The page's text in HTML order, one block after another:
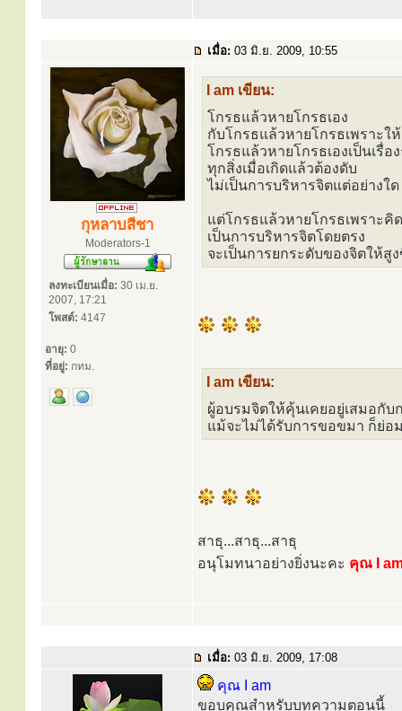
เมื่อ: 03 มิ.ย. 2009, 10:55
กุหลาบสีชา
Moderators-1
ลงทะเบียนเมื่อ: 30 เม.ย.
2007, 17:21
โพสต์: 4147
อายุ: 0
ที่อยู่: กทม.
I am เขียน:
โกรธแล้วหายโกรธเอง
กับโกรธแล้วหายโกรธเพราะใ
โกรธแล้วหายโกรธเองเป็นเรื่อ
ทุกสิ่งเมื่อเกิดแล้วต้องดับ
ไม่เป็นการบริหารจิตแต่อย่างใด
แต่โกรธแล้วหายโกรธเพราะคิ
เป็นการบริหารจิตโดยตรง
จะเป็นการยกระดับของจิตให้
I am เขียน:
ผู้อบรมจิตให้คุ้นเคยอยู่เสมอกับ
แม้จะไม่ได้รับการขอขมา ก็ย่อ
สาธุ...สาธุ...สาธุ
อนุโมทนาอย่างยิ่งนะคะ คุณ I
เมื่อ: 03 มิ.ย. 2009, 17:08
คุณ I am
ขอบคุณสำหรับบทความตอนนี้